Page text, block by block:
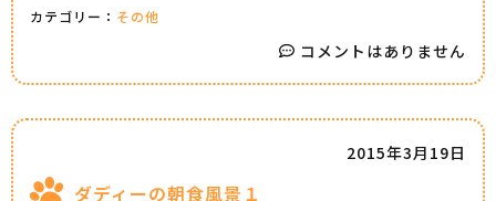
カテゴリー： その他
コメントはありません
ダディーの朝食風景１
2015年3月19日